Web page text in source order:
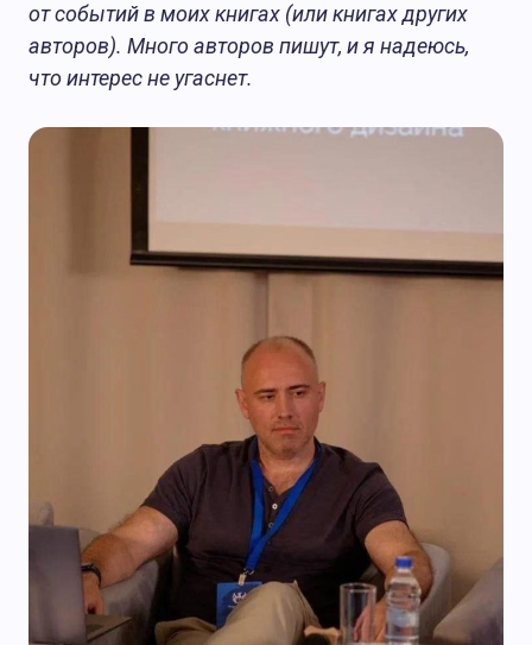
от событий в моих книгах (или книгах других
авторов). Много авторов пишут, и я надеюсь,
что интерес не угаснет.